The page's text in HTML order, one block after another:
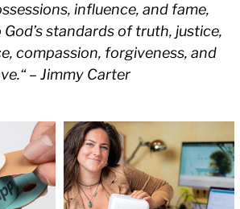
influence, and fame,
standards of truth, justice,
compassion, forgiveness, and
– Jimmy Carter